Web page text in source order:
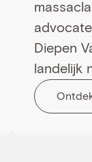
Diepen
landelijk